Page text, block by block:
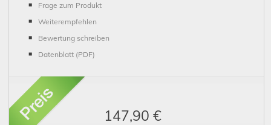
Frage zum Produkt
Weiterempfehlen
Bewertung schreiben
Datenblatt (PDF)
147,90 €